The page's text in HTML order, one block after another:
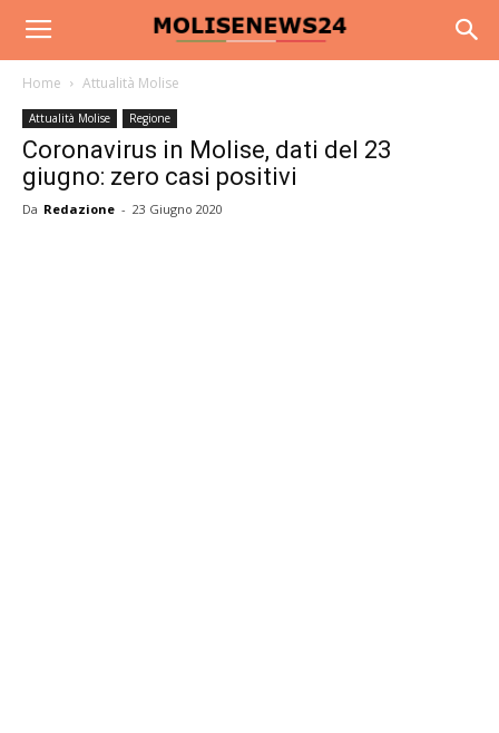
Home Attualità Molise
Attualità Molise Regione
Coronavirus in Molise, dati del 23
giugno: zero casi positivi
Da Redazione - 23 Giugno 2020